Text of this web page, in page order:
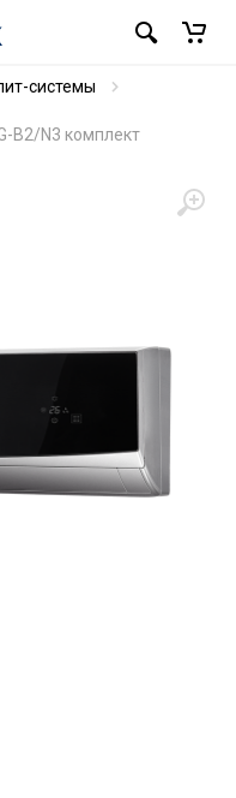
системы
B2/N3 комплект